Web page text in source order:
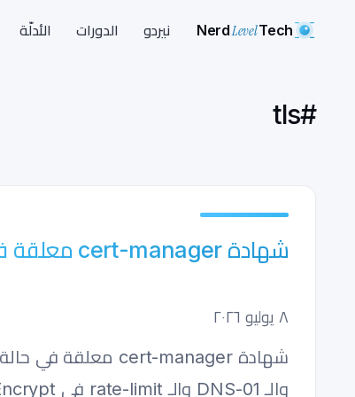
NerdLevelTech نيردو الدورات الأدلّة
#
tls
شهادة cert-manager معلقة في حالة الانتظار؟ تشخيص وإصلاح (2026)
٨ يوليو ٢٠٢٦
والـ DNS-01 والـ rate-limit في Let's Encrypt.